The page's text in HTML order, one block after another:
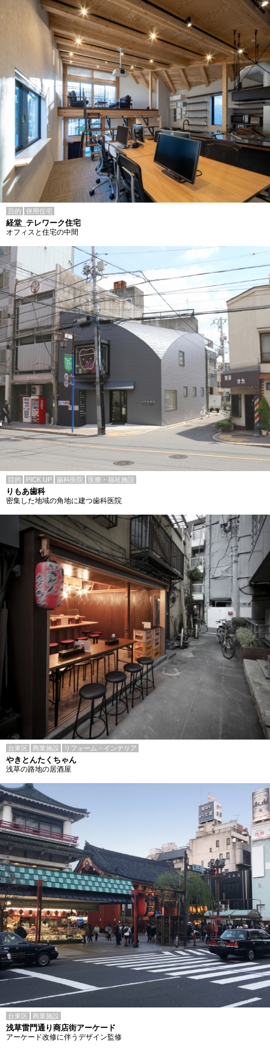
目的 併用住宅
経堂_テレワーク住宅
オフィスと住宅の中間
目的 PICK UP 歯科医院 医療・福祉施設
りもあ歯科
密集した地域の角地に建つ歯科医院
台東区 商業施設 リフォーム・インテリア
やきとんたくちゃん
浅草の路地の居酒屋
台東区 商業施設
浅草雷門通り商店街アーケード
アーケード改修に伴うデザイン監修